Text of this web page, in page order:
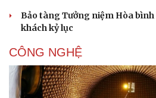
Bảo tàng Tưởng niệm Hòa
khách kỷ lục
CÔNG NGHỆ